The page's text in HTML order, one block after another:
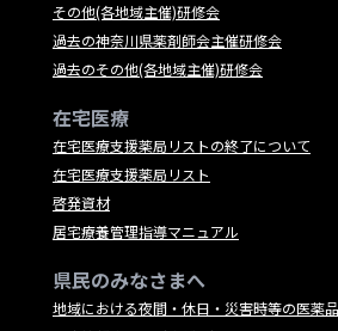
その他(各地域主催)研修会
過去の神奈川県薬剤師会主催研修会
過去のその他(各地域主催)研修会
在宅医療
在宅医療支援薬局リストの終了について
在宅医療支援薬局リスト
啓発資材
居宅療養管理指導マニュアル
県民のみなさまへ
地域における夜間・休日・災害時等の医薬